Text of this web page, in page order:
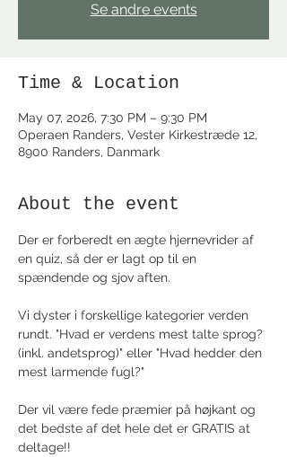
Se andre events
Time & Location
May 07, 2026, 7:30 PM – 9:30 PM
Operaen Randers, Vester Kirkestræde 12,
8900 Randers, Danmark
About the event
Der er forberedt en ægte hjernevrider af
en quiz, så der er lagt op til en
spændende og sjov aften.
Vi dyster i forskellige kategorier verden
rundt. "Hvad er verdens mest talte sprog?
(inkl. andetsprog)" eller "Hvad hedder den
mest larmende fugl?"
Der vil være fede præmier på højkant og
det bedste af det hele det er GRATIS at
deltage!!